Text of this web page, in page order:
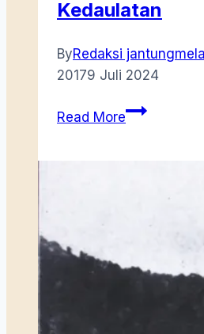
Kedaulatan
ByRedaksi
20179 Juli 2024
Read MoreDedolarisasi